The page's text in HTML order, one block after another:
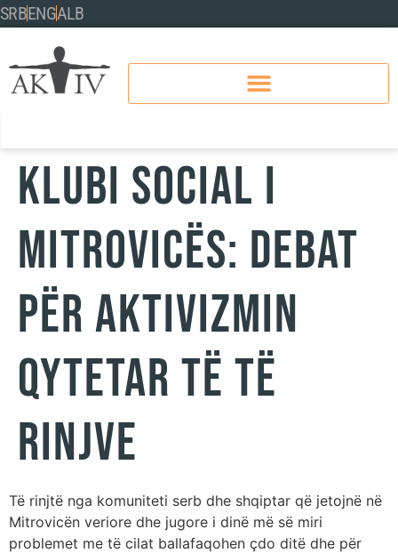
SRBENGALB
Klubi Social i
Mitrovicës: Debat
për aktivizmin
qytetar të të
rinjve
Të rinjtë nga komuniteti serb dhe shqiptar që jetojnë në
Mitrovicën veriore dhe jugore i dinë më së miri
problemet me të cilat ballafaqohen çdo ditë dhe për